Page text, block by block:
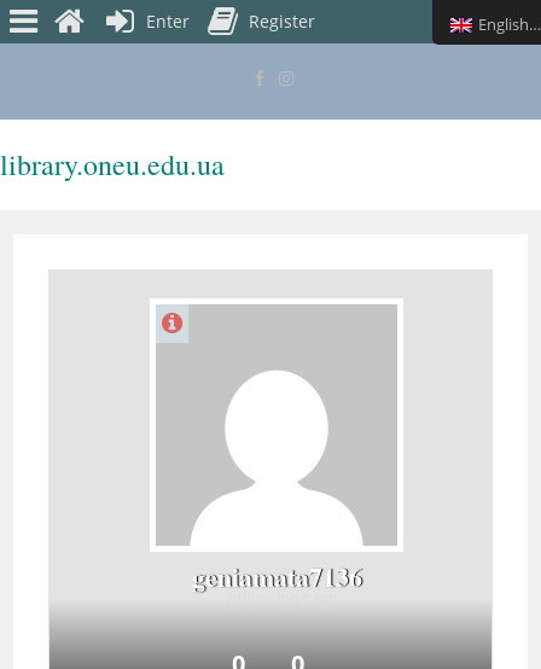
library.oneu.edu.ua
geniamata7136
Enter Register English (UK)